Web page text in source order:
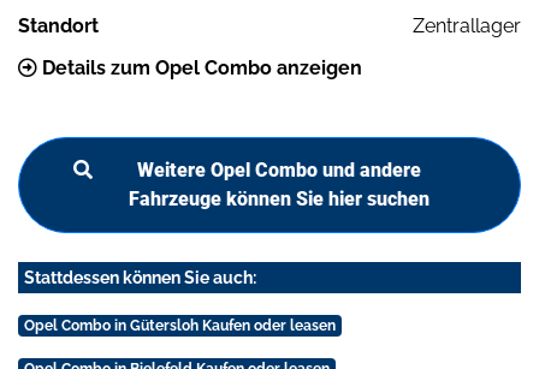
Standort
Zentrallager
Details zum Opel Combo anzeigen
Weitere Opel Combo und andere
Fahrzeuge können Sie hier suchen
Stattdessen können Sie auch:
Opel Combo in Gütersloh Kaufen oder leasen